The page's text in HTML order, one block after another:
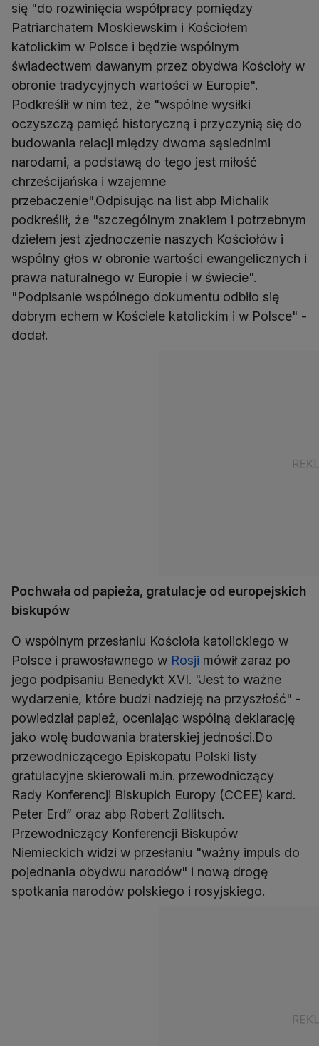
się "do rozwinięcia współpracy pomiędzy
Patriarchatem Moskiewskim i Kościołem
katolickim w Polsce i będzie wspólnym
świadectwem dawanym przez obydwa Kościoły w
obronie tradycyjnych wartości w Europie".
Podkreślił w nim też, że "wspólne wysiłki
oczyszczą pamięć historyczną i przyczynią się do
budowania relacji między dwoma sąsiednimi
narodami, a podstawą do tego jest miłość
chrześcijańska i wzajemne
przebaczenie".Odpisując na list abp Michalik
podkreślił, że "szczególnym znakiem i potrzebnym
dziełem jest zjednoczenie naszych Kościołów i
wspólny głos w obronie wartości ewangelicznych i
prawa naturalnego w Europie i w świecie".
"Podpisanie wspólnego dokumentu odbiło się
dobrym echem w Kościele katolickim i w Polsce" -
dodał.
Pochwała od papieża, gratulacje od europejskich
biskupów
O wspólnym przesłaniu Kościoła katolickiego w
Polsce i prawosławnego w Rosji mówił zaraz po
jego podpisaniu Benedykt XVI. "Jest to ważne
wydarzenie, które budzi nadzieję na przyszłość" -
powiedział papież, oceniając wspólną deklarację
jako wolę budowania braterskiej jedności.Do
przewodniczącego Episkopatu Polski listy
gratulacyjne skierowali m.in. przewodniczący
Rady Konferencji Biskupich Europy (CCEE) kard.
Peter Erd” oraz abp Robert Zollitsch.
Przewodniczący Konferencji Biskupów
Niemieckich widzi w przesłaniu "ważny impuls do
pojednania obydwu narodów" i nową drogę
spotkania narodów polskiego i rosyjskiego.